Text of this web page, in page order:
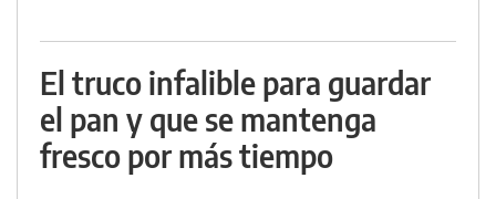
El truco infalible para guardar
el pan y que se mantenga
fresco por más tiempo